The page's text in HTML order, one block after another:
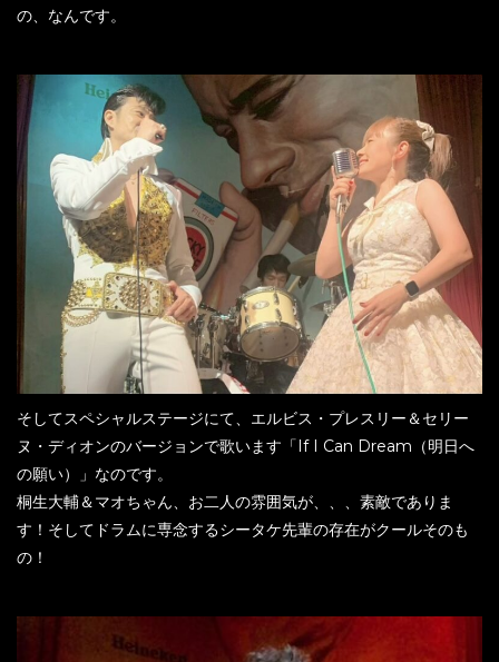
の、なんです。
そしてスペシャルステージにて、エルビス・プレスリー＆セリー
ヌ・ディオンのバージョンで歌います「If I Can Dream（明日へ
の願い）」なのです。
桐生大輔＆マオちゃん、お二人の雰囲気が、、、素敵でありま
す！そしてドラムに専念するシータケ先輩の存在がクールそのも
の！